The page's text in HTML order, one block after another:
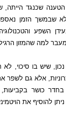
הטענה שכנגד הייתה,
שבמשך הזמן
השפע
למה שהמזון
שיש בו סיכוי,
אלא גם לשפר
כושר בקביעות,
להוסיף את